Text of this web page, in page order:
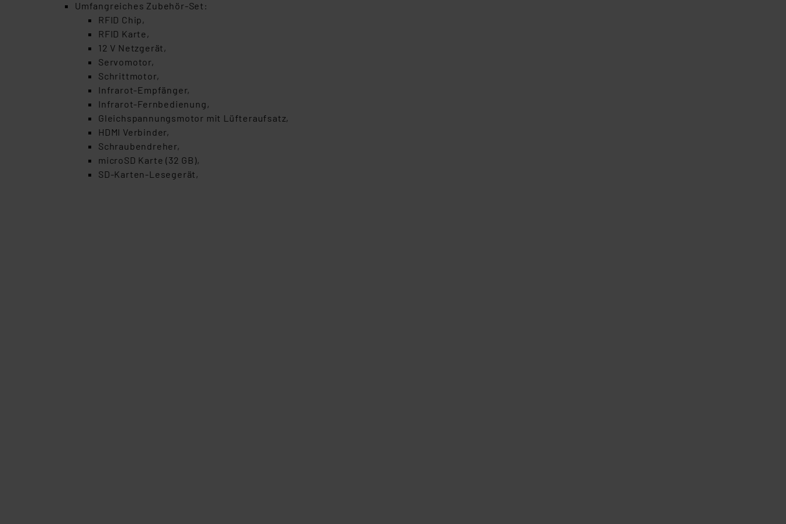
Umfangreiches Zubehör-Set:
RFID Chip,
RFID Karte,
12 V Netzgerät,
Servomotor,
Schrittmotor,
Infrarot-Empfänger,
Infrarot-Fernbedienung,
Gleichspannungsmotor mit Lüfteraufsatz,
HDMI Verbinder,
Schraubendreher,
microSD Karte (32 GB),
SD-Karten-Lesegerät,